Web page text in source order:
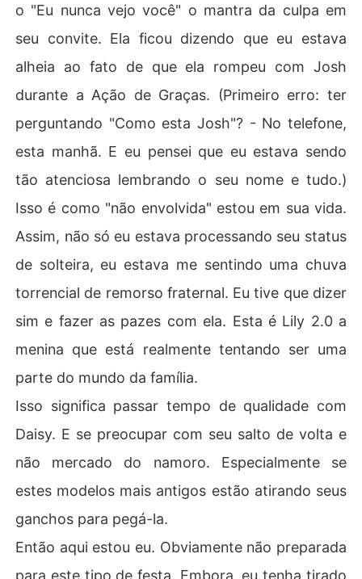
o "Eu nunca vejo você" o mantra da culpa em
seu convite. Ela ficou dizendo que eu estava
alheia ao fato de que ela rompeu com Josh
durante a Ação de Graças. (Primeiro erro: ter
perguntando "Como esta Josh"? - No telefone,
esta manhã. E eu pensei que eu estava sendo
tão atenciosa lembrando o seu nome e tudo.)
Isso é como "não envolvida" estou em sua vida.
Assim, não só eu estava processando seu status
de solteira, eu estava me sentindo uma chuva
torrencial de remorso fraternal. Eu tive que dizer
sim e fazer as pazes com ela. Esta é Lily 2.0 a
menina que está realmente tentando ser uma
parte do mundo da família.
Isso significa passar tempo de qualidade com
Daisy. E se preocupar com seu salto de volta e
não mercado do namoro. Especialmente se
estes modelos mais antigos estão atirando seus
ganchos para pegá-la.
Então aqui estou eu. Obviamente não preparada
para este tipo de festa. Embora, eu tenha tirado